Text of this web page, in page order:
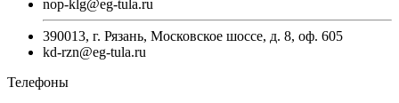
nop-klg@eg-tula.ru
390013, г. Рязань, Московское шоссе, д. 8, оф. 605
kd-rzn@eg-tula.ru
Телефоны